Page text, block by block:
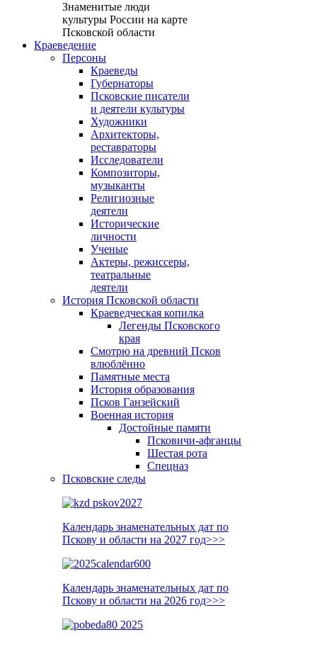
Знаменитые люди
культуры России на карте
Псковской области
Краеведение
Персоны
Краеведы
Губернаторы
Псковские писатели
и деятели культуры
Художники
Архитекторы,
реставраторы
Исследователи
Композиторы,
музыканты
Религиозные
деятели
Исторические
личности
Ученые
Актеры, режиссеры,
театральные
деятели
История Псковской области
Краеведческая копилка
Легенды Псковского
края
Смотрю на древний Псков
влюблённо
Памятные места
История образования
Псков Ганзейский
Военная история
Достойные памяти
Псковичи-афганцы
Шестая рота
Спецназ
Псковские следы
Календарь знаменательных дат по
Пскову и области на 2027 год>>>
Календарь знаменательных дат по
Пскову и области на 2026 год>>>